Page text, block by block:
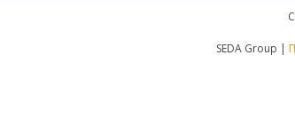
SEDA Group |